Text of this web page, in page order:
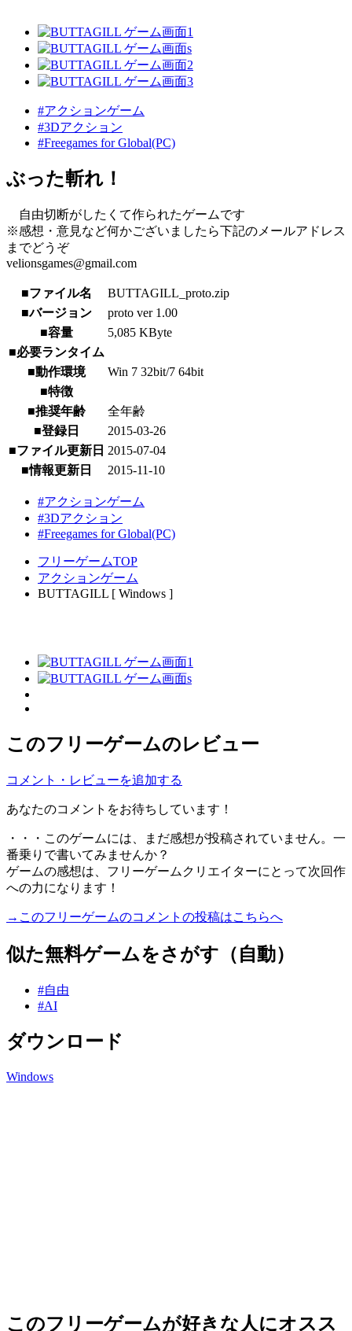
#アクションゲーム
#3Dアクション
#Freegames for Global(PC)
ぶった斬れ！
自由切断がしたくて作られたゲームです
※感想・意見など何かございましたら下記のメールアドレス
までどうぞ
velionsgames@gmail.com
■ファイル名
BUTTAGILL_proto.zip
■バージョン
proto ver 1.00
■容量
5,085 KByte
■必要ランタイム
■動作環境
Win 7 32bit/7 64bit
■特徴
■推奨年齢
全年齢
■登録日
2015-03-26
■ファイル更新日 2015-07-04
■情報更新日
2015-11-10
#アクションゲーム
#3Dアクション
#Freegames for Global(PC)
フリーゲームTOP
アクションゲーム
BUTTAGILL [ Windows ]
このフリーゲームのレビュー
コメント・レビューを追加する
あなたのコメントをお待ちしています！
・・・このゲームには、まだ感想が投稿されていません。一
番乗りで書いてみませんか？
ゲームの感想は、フリーゲームクリエイターにとって次回作
への力になります！
→このフリーゲームのコメントの投稿はこちらへ
似た無料ゲームをさがす（自動）
#自由
#AI
ダウンロード
Windows
このフリーゲームが好きな人にオスス